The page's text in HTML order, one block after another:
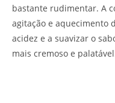
bastante rudimentar. A
agitação e aquecimento
acidez e a suavizar o
mais cremoso e